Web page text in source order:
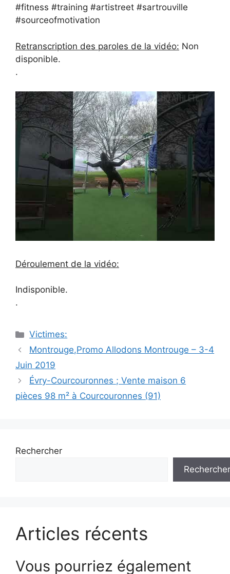
#fitness #training #artistreet #sartrouville
#sourceofmotivation
Retranscription des paroles de la vidéo: Non
disponible.
.
Déroulement de la vidéo:
Indisponible.
.
Catégories
Victimes:
Navigation
des
articles
Montrouge,Promo Allodons Montrouge – 3-4
Juin 2019
Évry-Courcouronnes ; Vente maison 6
pièces 98 m² à Courcouronnes (91)
Rechercher
Rechercher
Articles récents
Vous pourriez également